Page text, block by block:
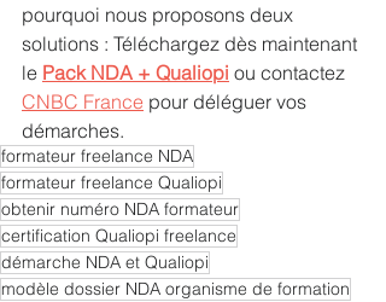
pourquoi nous proposons deux
solutions : Téléchargez dès maintenant
le Pack NDA + Qualiopi ou contactez
CNBC France pour déléguer vos
démarches.
formateur freelance NDA
formateur freelance Qualiopi
obtenir numéro NDA formateur
certification Qualiopi freelance
démarche NDA et Qualiopi
modèle dossier NDA organisme de formation